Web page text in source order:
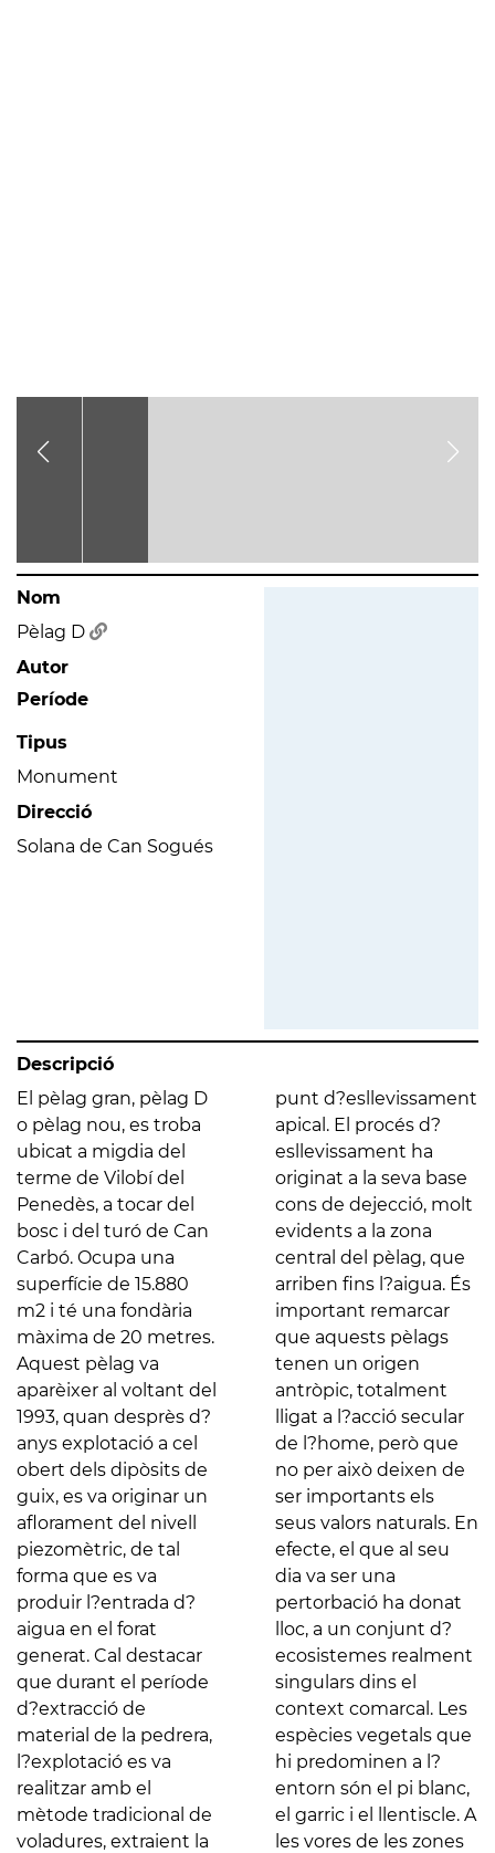
Nom
Pèlag D
Autor
Període
Tipus
Monument
Direcció
Solana de Can Sogués
Descripció
El pèlag gran, pèlag D
o pèlag nou, es troba
ubicat a migdia del
terme de Vilobí del
Penedès, a tocar del
bosc i del turó de Can
Carbó. Ocupa una
superfície de 15.880
m2 i té una fondària
màxima de 20 metres.
Aquest pèlag va
aparèixer al voltant del
1993, quan desprès d?
anys explotació a cel
obert dels dipòsits de
guix, es va originar un
aflorament del nivell
piezomètric, de tal
forma que es va
produir l?entrada d?
aigua en el forat
generat. Cal destacar
que durant el període
d?extracció de
material de la pedrera,
l?explotació es va
realitzar amb el
mètode tradicional de
voladures, extraient la
punt d?esllevissament
apical. El procés d?
esllevissament ha
originat a la seva base
cons de dejecció, molt
evidents a la zona
central del pèlag, que
arriben fins l?aigua. És
important remarcar
que aquests pèlags
tenen un origen
antròpic, totalment
lligat a l?acció secular
de l?home, però que
no per això deixen de
ser importants els
seus valors naturals. En
efecte, el que al seu
dia va ser una
pertorbació ha donat
lloc, a un conjunt d?
ecosistemes realment
singulars dins el
context comarcal. Les
espècies vegetals que
hi predominen a l?
entorn són el pi blanc,
el garric i el llentiscle. A
les vores de les zones